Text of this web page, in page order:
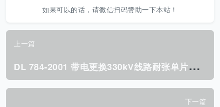
如果可以的话，请微信扫码赞助一下本站！
上一篇
D
L 784-2001 带电更换330kV线路耐张单片绝缘子 技术规程.pdf
下一篇